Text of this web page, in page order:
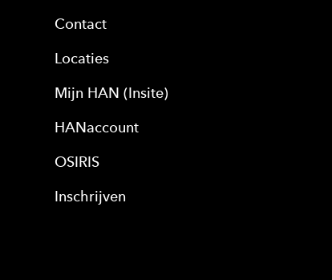
Contact
Locaties
Mijn HAN (Insite)
HANaccount
OSIRIS
Inschrijven